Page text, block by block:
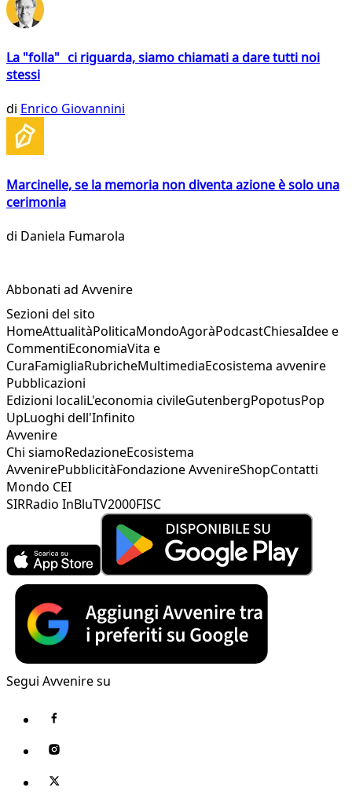
La "folla" ci riguarda, siamo chiamati a dare tutti noi
stessi
di Enrico Giovannini
Marcinelle, se la memoria non diventa azione è solo una
cerimonia
di Daniela Fumarola
Abbonati ad Avvenire
Sezioni del sito
HomeAttualitàPoliticaMondoAgoràPodcastChiesaIdee e
CommentiEconomiaVita e
CuraFamigliaRubricheMultimediaEcosistema avvenire
Pubblicazioni
Edizioni localiL'economia civileGutenbergPopotusPop
UpLuoghi dell'Infinito
Avvenire
Chi siamoRedazioneEcosistema
AvvenirePubblicitàFondazione AvvenireShopContatti
Mondo CEI
SIRRadio InBluTV2000FISC
Segui Avvenire su